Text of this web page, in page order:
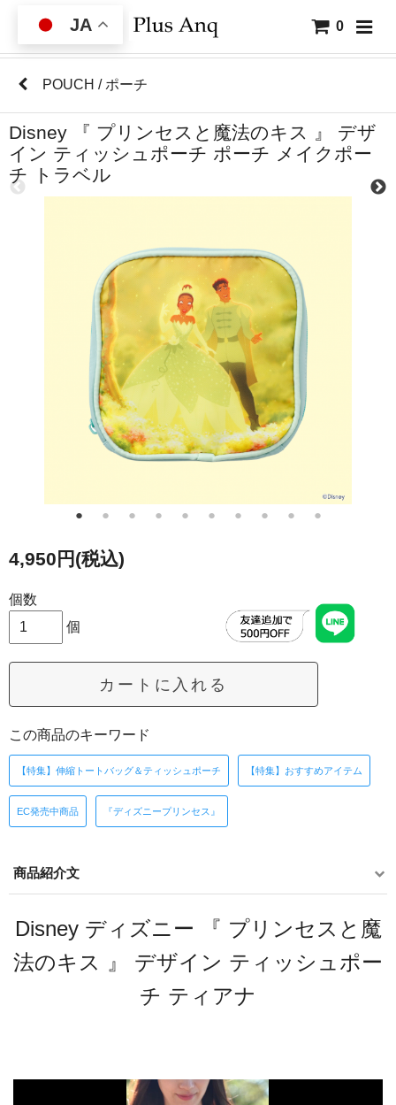
0
JA
POUCH / ポーチ
Disney 『 プリンセスと魔法のキス 』 デザ
イン ティッシュポーチ ポーチ メイクポー
チ トラベル
4,950円(税込)
個数
個
カートに入れる
この商品のキーワード
【特集】伸縮トートバッグ＆ティッシュポーチ 【特集】おすすめアイテム
EC発売中商品 『ディズニープリンセス』
商品紹介文
Disney ディズニー 『 プリンセスと魔
法のキス 』 デザイン ティッシュポー
チ ティアナ